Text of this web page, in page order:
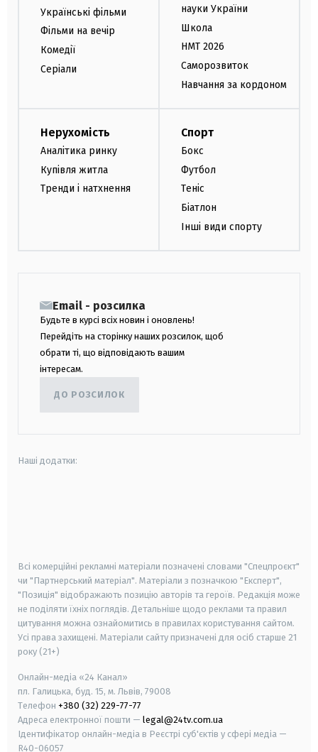
Українські фільми
Фільми на вечір
Комедії
Серіали
науки України
Школа
НМТ 2026
Саморозвиток
Навчання за кордоном
Нерухомість
Аналітика ринку
Купівля житла
Тренди і натхнення
Спорт
Бокс
Футбол
Теніс
Біатлон
Інші види спорту
Email - розсилка
Будьте в курсі всіх новин і оновлень!
Перейдіть на сторінку наших розсилок, щоб
обрати ті, що відповідають вашим
інтересам.
ДО РОЗСИЛОК
Наші додатки:
Всі комерційні рекламні матеріали позначені словами "Спецпроєкт"
чи "Партнерський матеріал". Матеріали з позначкою "Експерт",
"Позиція" відображають позицію авторів та героїв. Редакція може
не поділяти їхніх поглядів. Детальніше щодо реклами та правил
цитування можна ознайомитись в правилах користування сайтом.
Усі права захищені. Матеріали сайту призначені для осіб старше 21
року (21+)
Онлайн-медіа «24 Канал»
пл. Галицька, буд. 15, м. Львів, 79008
Телефон +380 (32) 229-77-77
Адреса електронної пошти — legal@24tv.com.ua
Ідентифікатор онлайн-медіа в Реєстрі суб'єктів у сфері медіа —
R40-06057